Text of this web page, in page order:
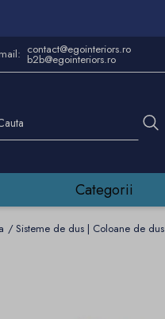
contact@egointeriors.ro
b2b@egointeriors.ro
Categorii
Sisteme de dus | Coloane de dus